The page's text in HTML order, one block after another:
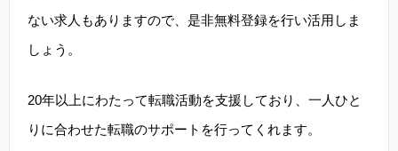
ない求人もありますので、是非無料登録を行い活用しま
しょう。
20年以上にわたって転職活動を支援しており、一人ひと
りに合わせた転職のサポートを行ってくれます。